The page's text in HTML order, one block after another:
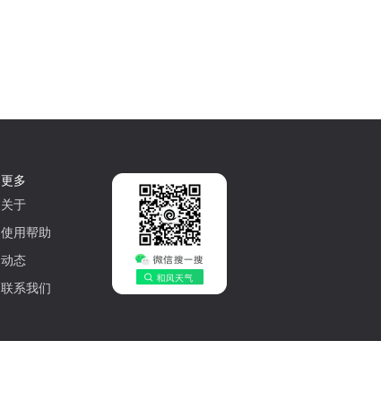
更多
关于
使用帮助
动态
联系我们